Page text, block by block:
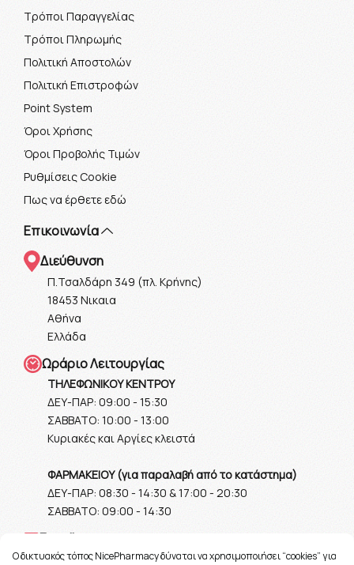
Τρόποι Παραγγελίας
Τρόποι Πληρωμής
Πολιτική Αποστολών
Πολιτική Επιστροφών
Point System
Όροι Χρήσης
Όροι Προβολής Τιμών
Ρυθμίσεις Cookie
Πως να έρθετε εδώ
Επικοινωνία
Διεύθυνση
Π.Τσαλδάρη 349 (πλ. Κρήνης)
18453 Νικαια
Αθήνα
Ελλάδα
Ωράριο Λειτουργίας
ΤΗΛΕΦΩΝΙΚΟΥ ΚΕΝΤΡΟΥ
ΔΕΥ-ΠΑΡ: 09:00 - 15:30
ΣΑΒΒΑΤΟ: 10:00 - 13:00
Κυριακές και Αργίες κλειστά
ΦΑΡΜΑΚΕΙΟΥ (για παραλαβή από το κατάστημα)
ΔΕΥ-ΠΑΡ: 08:30 - 14:30 & 17:00 - 20:30
ΣΑΒΒΑΤΟ: 09:00 - 14:30
Ε-mail
info@nicepharmacy.gr
O δικτυακός τόπος NicePharmacy δύναται να χρησιμοποιήσει “cookies” για